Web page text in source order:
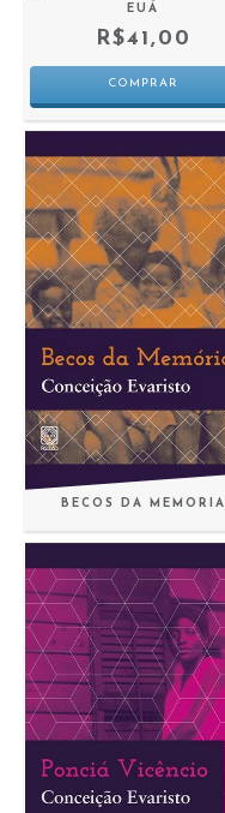
EUÁ
R$41,00
BECOS DA MEMORIA